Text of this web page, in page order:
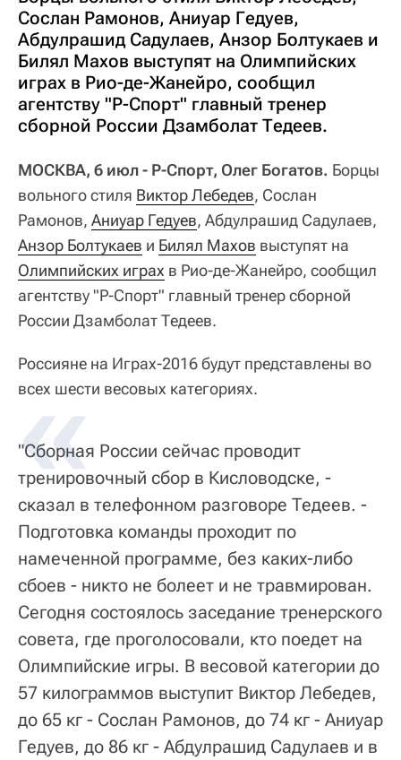
Сослан Рамонов, Аниуар Гедуев,
Абдулрашид Садулаев, Анзор Болтукаев и
Билял Махов выступят на Олимпийских
играх в Рио-де-Жанейро, сообщил
агентству "Р-Спорт" главный тренер
сборной России Дзамболат Тедеев.
МОСКВА, 6 июл - Р-Спорт, Олег Богатов. Борцы
вольного стиля Виктор Лебедев, Сослан
Рамонов, Аниуар Гедуев, Абдулрашид Садулаев,
Анзор Болтукаев и Билял Махов выступят на
Олимпийских играх в Рио-де-Жанейро, сообщил
агентству "Р-Спорт" главный тренер сборной
России Дзамболат Тедеев.
Россияне на Играх-2016 будут представлены во
всех шести весовых категориях.
"Сборная России сейчас проводит
тренировочный сбор в Кисловодске, -
сказал в телефонном разговоре Тедеев. -
Подготовка команды проходит по
намеченной программе, без каких-либо
сбоев - никто не болеет и не травмирован.
Сегодня состоялось заседание тренерского
совета, где проголосовали, кто поедет на
Олимпийские игры. В весовой категории до
57 килограммов выступит Виктор Лебедев,
до 65 кг - Сослан Рамонов, до 74 кг - Аниуар
Гедуев, до 86 кг - Абдулрашид Садулаев и в